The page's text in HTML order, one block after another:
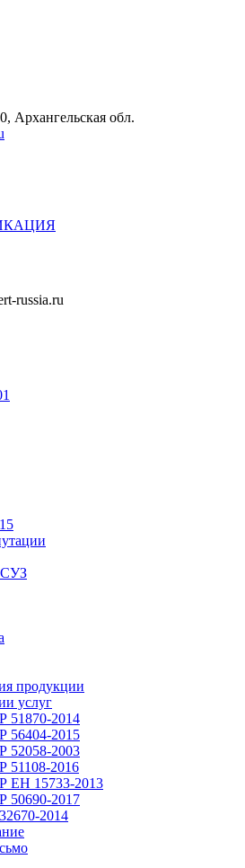
Архангельская обл.
russia.ru
СУЗ
продукции
услуг
51870-2014
56404-2015
52058-2003
51108-2016
ЕН 15733-2013
50690-2017
2014